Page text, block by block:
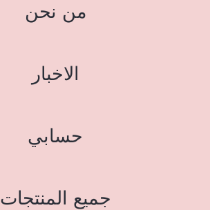
من نحن
الاخبار
حسابي
جميع المنتجات